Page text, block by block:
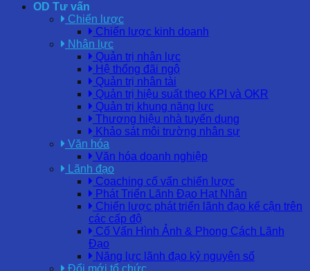
OD Tư vấn
Chiến lược
Chiến lược kinh doanh
Nhân lực
Quản trị nhân lực
Hệ thống đãi ngộ
Quản trị nhân tài
Quản trị hiệu suất theo KPI và OKR
Quản trị khung năng lực
Thương hiệu nhà tuyển dụng
Khảo sát môi trường nhân sự
Văn hóa
Văn hóa doanh nghiệp
Lãnh đạo
Coaching cố vấn chiến lược
Phát Triển Lãnh Đạo Hạt Nhân
Chiến lược phát triển lãnh đạo kế cận trên
các cấp độ
Cố Vấn Hình Ảnh & Phong Cách Lãnh
Đạo
Năng lực lãnh đạo kỷ nguyên số